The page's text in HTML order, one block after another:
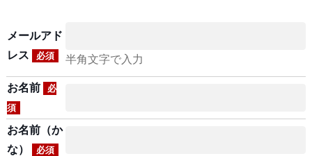
メールアド
レス
必須 半角文字で入力
お名前
必
須
お名前（か
な）
必須